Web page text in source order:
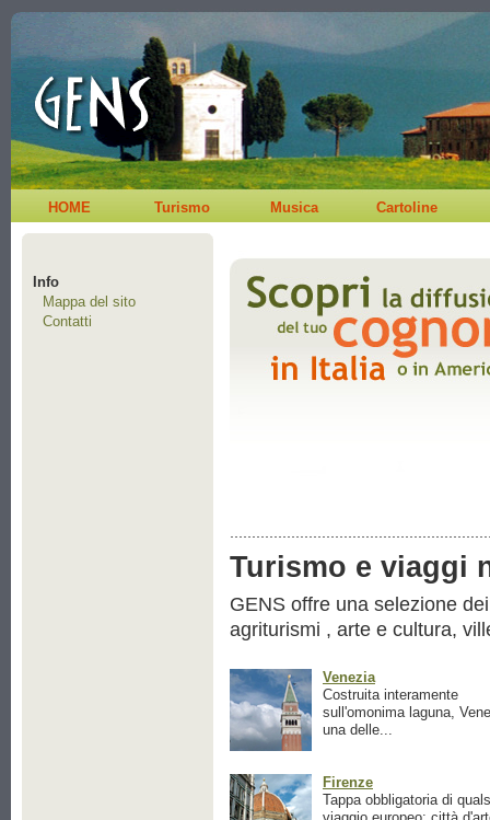
HOME Turismo Musica Cartoline
Info
Mappa del sito
Contatti
Turismo e viaggi
GENS offre una selezione
agriturismi , arte e cultura,
Venezia
Costruita interamente
sull'omonima laguna,
una delle...
Firenze
Tappa obbligatoria di